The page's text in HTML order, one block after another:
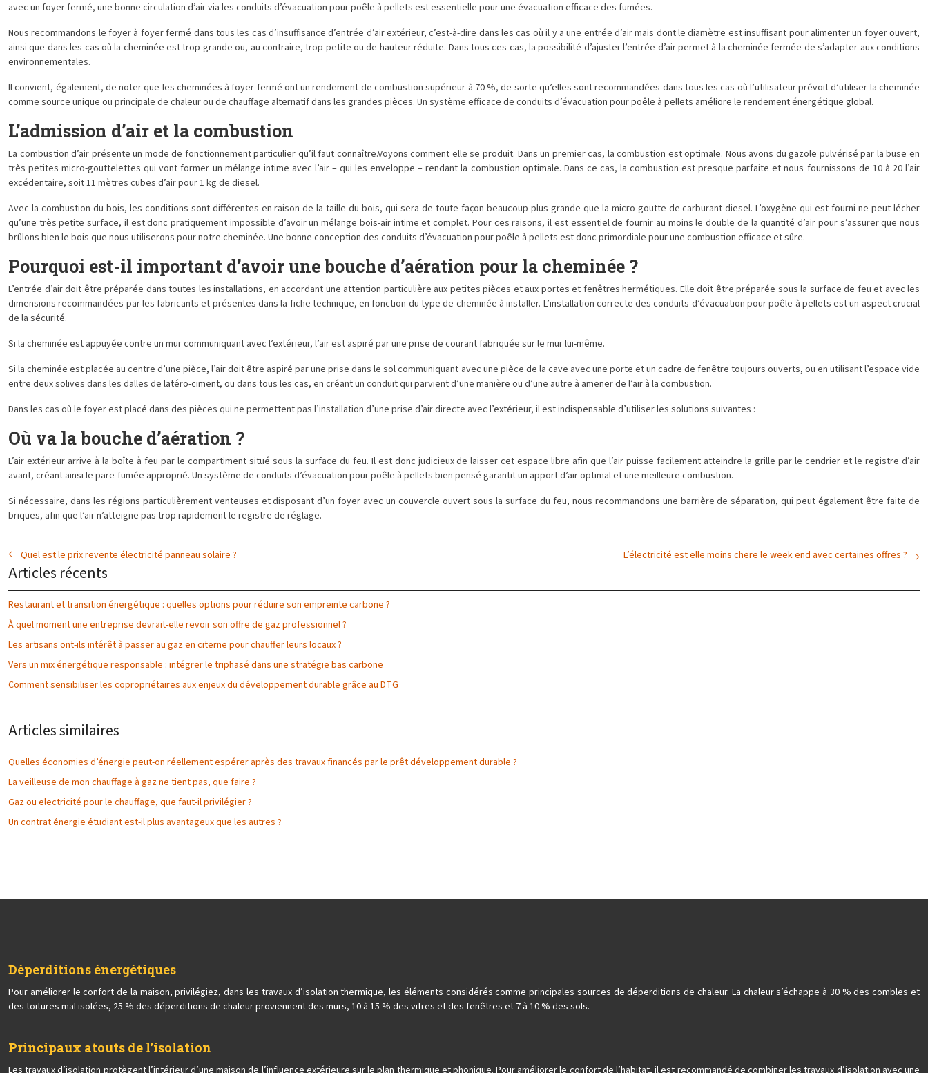
avec un foyer fermé, une bonne circulation d’air via les conduits d’évacuation pour poêle à pellets est essentielle pour une évacuation efficace des fumées.
Nous recommandons le foyer à foyer fermé dans tous les cas d’insuffisance d’entrée d’air extérieur, c’est-à-dire dans les cas où il y a une entrée d’air mais dont le diamètre est insuffisant pour alimenter un foyer ouvert,
ainsi que dans les cas où la cheminée est trop grande ou, au contraire, trop petite ou de hauteur réduite. Dans tous ces cas, la possibilité d’ajuster l’entrée d’air permet à la cheminée fermée de s’adapter aux conditions
environnementales.
Il convient, également, de noter que les cheminées à foyer fermé ont un rendement de combustion supérieur à 70 %, de sorte qu’elles sont recommandées dans tous les cas où l’utilisateur prévoit d’utiliser la cheminée
comme source unique ou principale de chaleur ou de chauffage alternatif dans les grandes pièces. Un système efficace de conduits d’évacuation pour poêle à pellets améliore le rendement énergétique global.
L’admission d’air et la combustion
La combustion d’air présente un mode de fonctionnement particulier qu’il faut connaître.Voyons comment elle se produit. Dans un premier cas, la combustion est optimale. Nous avons du gazole pulvérisé par la buse en
très petites micro-gouttelettes qui vont former un mélange intime avec l’air – qui les enveloppe – rendant la combustion optimale. Dans ce cas, la combustion est presque parfaite et nous fournissons de 10 à 20 l’air
excédentaire, soit 11 mètres cubes d’air pour 1 kg de diesel.
Avec la combustion du bois, les conditions sont différentes en raison de la taille du bois, qui sera de toute façon beaucoup plus grande que la micro-goutte de carburant diesel. L’oxygène qui est fourni ne peut lécher
qu’une très petite surface, il est donc pratiquement impossible d’avoir un mélange bois-air intime et complet. Pour ces raisons, il est essentiel de fournir au moins le double de la quantité d’air pour s’assurer que nous
brûlons bien le bois que nous utiliserons pour notre cheminée. Une bonne conception des conduits d’évacuation pour poêle à pellets est donc primordiale pour une combustion efficace et sûre.
Pourquoi est-il important d’avoir une bouche d’aération pour la cheminée ?
L’entrée d’air doit être préparée dans toutes les installations, en accordant une attention particulière aux petites pièces et aux portes et fenêtres hermétiques. Elle doit être préparée sous la surface de feu et avec les
dimensions recommandées par les fabricants et présentes dans la fiche technique, en fonction du type de cheminée à installer. L’installation correcte des conduits d’évacuation pour poêle à pellets est un aspect crucial
de la sécurité.
Si la cheminée est appuyée contre un mur communiquant avec l’extérieur, l’air est aspiré par une prise de courant fabriquée sur le mur lui-même.
Si la cheminée est placée au centre d’une pièce, l’air doit être aspiré par une prise dans le sol communiquant avec une pièce de la cave avec une porte et un cadre de fenêtre toujours ouverts, ou en utilisant l’espace vide
entre deux solives dans les dalles de latéro-ciment, ou dans tous les cas, en créant un conduit qui parvient d’une manière ou d’une autre à amener de l’air à la combustion.
Dans les cas où le foyer est placé dans des pièces qui ne permettent pas l’installation d’une prise d’air directe avec l’extérieur, il est indispensable d’utiliser les solutions suivantes :
Où va la bouche d’aération ?
L’air extérieur arrive à la boîte à feu par le compartiment situé sous la surface du feu. Il est donc judicieux de laisser cet espace libre afin que l’air puisse facilement atteindre la grille par le cendrier et le registre d’air
avant, créant ainsi le pare-fumée approprié. Un système de conduits d’évacuation pour poêle à pellets bien pensé garantit un apport d’air optimal et une meilleure combustion.
Si nécessaire, dans les régions particulièrement venteuses et disposant d’un foyer avec un couvercle ouvert sous la surface du feu, nous recommandons une barrière de séparation, qui peut également être faite de
briques, afin que l’air n’atteigne pas trop rapidement le registre de réglage.
Quel est le prix revente électricité panneau solaire ? L’électricité est elle moins chere le week end avec certaines offres ?
Articles récents
Restaurant et transition énergétique : quelles options pour réduire son empreinte carbone ?
À quel moment une entreprise devrait-elle revoir son offre de gaz professionnel ?
Les artisans ont-ils intérêt à passer au gaz en citerne pour chauffer leurs locaux ?
Vers un mix énergétique responsable : intégrer le triphasé dans une stratégie bas carbone
Comment sensibiliser les copropriétaires aux enjeux du développement durable grâce au DTG
Articles similaires
Quelles économies d’énergie peut-on réellement espérer après des travaux financés par le prêt développement durable ?
La veilleuse de mon chauffage à gaz ne tient pas, que faire ?
Gaz ou electricité pour le chauffage, que faut-il privilégier ?
Un contrat énergie étudiant est-il plus avantageux que les autres ?
Déperditions énergétiques
Pour améliorer le confort de la maison, privilégiez, dans les travaux d’isolation thermique, les éléments considérés comme principales sources de déperditions de chaleur. La chaleur s’échappe à 30 % des combles et
des toitures mal isolées, 25 % des déperditions de chaleur proviennent des murs, 10 à 15 % des vitres et des fenêtres et 7 à 10 % des sols.
Principaux atouts de l’isolation
Les travaux d’isolation protègent l’intérieur d’une maison de l’influence extérieure sur le plan thermique et phonique. Pour améliorer le confort de l’habitat, il est recommandé de combiner les travaux d’isolation avec une